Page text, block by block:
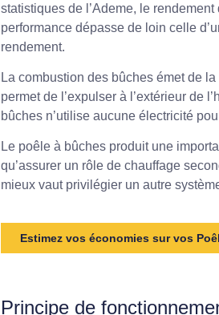
statistiques de l’Ademe, le
performance dépasse de loin celle
rendement.
La combustion des bûches émet de
permet de l’expulser à l’extérieur de
bûches n’utilise aucune électricité
Le poêle à bûches produit une
qu’assurer un rôle de chauffage
mieux vaut privilégier un autre
Estimez vos économies sur vos
Principe de